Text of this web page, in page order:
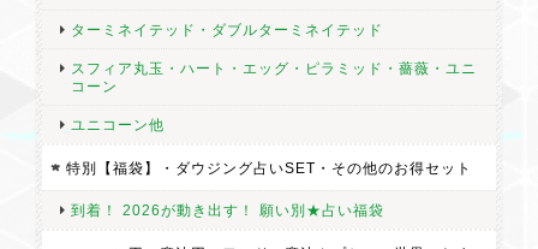
ターミネイテッド・ダブルターミネイテッド
スフィア丸玉・ハート・エッグ・ピラミッド・薔薇・ユニ
コーン
ユニコーン他
特別【福袋】・ダウジング占いSET・その他のお得セット
到着！ 2026が動き出す！ 願い別★占い福袋